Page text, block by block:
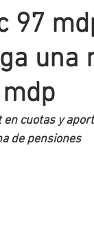
97
una
cuotas y
de pensiones